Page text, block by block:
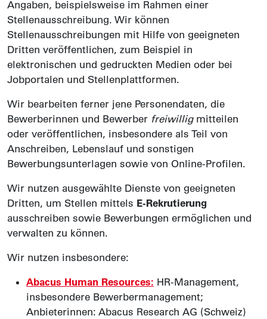
Angaben, beispielsweise im Rahmen einer
Stellenausschreibung. Wir können
Stellenausschreibungen mit Hilfe von geeigneten
Dritten veröffentlichen, zum Beispiel in
elektronischen und gedruckten Medien oder bei
Jobportalen und Stellenplattformen.
Wir bearbeiten ferner jene Personendaten, die
Bewerberinnen und Bewerber freiwilligmitteilen
oder veröffentlichen, insbesondere als Teil von
Anschreiben, Lebenslauf und sonstigen
Bewerbungsunterlagen sowie von Online-Profilen.
Wir nutzen ausgewählte Dienste von geeigneten
Dritten, um Stellen mittels E-Rekrutierung
ausschreiben sowie Bewerbungen ermöglichen und
verwalten zu können.
Wir nutzen insbesondere:
Abacus Human Resources: HR-Management,
insbesondere Bewerbermanagement;
Anbieterinnen: Abacus Research AG (Schweiz)